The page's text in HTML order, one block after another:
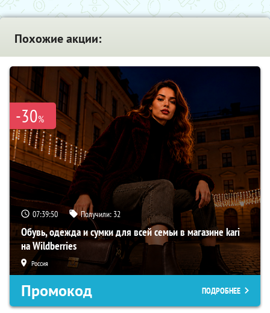
Похожие акции:
-30%
07:39:49 Получили: 32
Обувь, одежда и сумки для всей семьи в магазине kari
на Wildberries
Россия
Промокод ПОДРОБНЕЕ